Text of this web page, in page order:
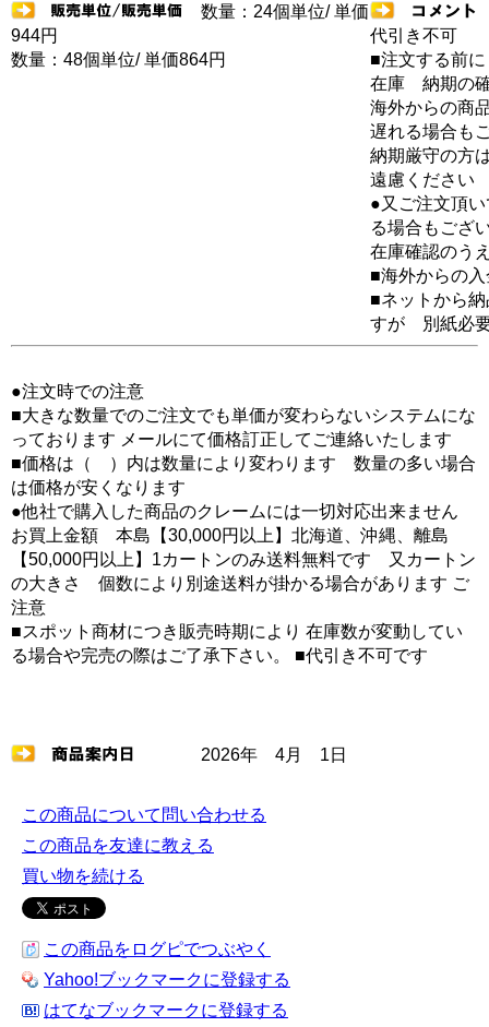
数量：24個単位/ 単価
944円
数量：48個単位/ 単価864円
代引き不可
■注文する前に
在庫 納期の
海外からの商
遅れる場合も
納期厳守の方
遠慮ください
●又ご注文頂
る場合もござ
在庫確認のう
■海外からの
■ネットから
すが 別紙必
●注文時での注意
■大きな数量でのご注文でも単価が変わらないシステムにな
っております メールにて価格訂正してご連絡いたします
■価格は（ ）内は数量により変わります 数量の多い場合
は価格が安くなります
●他社で購入した商品のクレームには一切対応出来ません
お買上金額 本島【30,000円以上】北海道、沖縄、離島
【50,000円以上】1カートンのみ送料無料です 又カートン
の大きさ 個数により別途送料が掛かる場合があります ご
注意
■スポット商材につき販売時期により 在庫数が変動してい
る場合や完売の際はご了承下さい。 ■代引き不可です
2026年 4月 1日
この商品について問い合わせる
この商品を友達に教える
買い物を続ける
この商品をログピでつぶやく
Yahoo!ブックマークに登録する
はてなブックマークに登録する